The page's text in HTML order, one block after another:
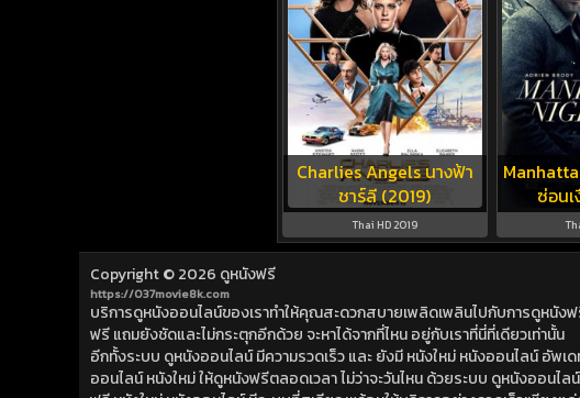
Charlies Angels นางฟ้า
ชาร์ลี (2019)
Thai HD 2019
ซ่อน
Copyright © 2026 ดูหนังฟรี
https://037movie8k.com
บริการดูหนังออนไลน์ของเราทำให้คุณสะดวกสบายเพลิดเพลินไปกับการดูหนัง
ฟรี แถมยังชัดและไม่กระตุกอีกด้วย จะหาได้จากที่ไหน อยู่กับเราที่นี่ที่เดียวเท่านั้น
อีกทั้งระบบ ดูหนังออนไลน์ มีความรวดเร็ว และ ยังมี หนังใหม่ หนังออนไลน์ อัพ
ออนไลน์ หนังใหม่ ให้ดูหนังฟรีตลอดเวลา ไม่ว่าจะวันไหน ด้วยระบบ ดูหนังออน